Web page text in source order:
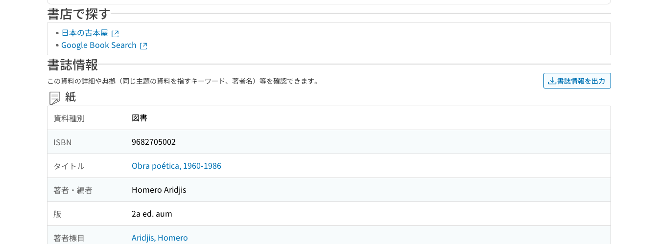
書店で探す
日本の古本屋
Google Book Search
書誌情報
この資料の詳細や典拠（同じ主題の資料を指すキーワード、著者名）等を確認できます。 書誌情報を出力
紙
資料種別 図書
ISBN 9682705002
タイトル Obra poética, 1960-1986
著者・編者 Homero Aridjis
版 2a ed. aum
著者標目
Aridjis, Homero